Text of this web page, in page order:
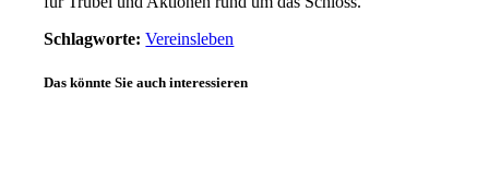
Schlagworte: Vereinsleben
Das könnte Sie auch interessieren